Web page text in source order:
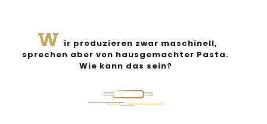
W ir produzieren zwar maschinell,
sprechen aber von hausgemachter Pasta.
Wie kann das sein?